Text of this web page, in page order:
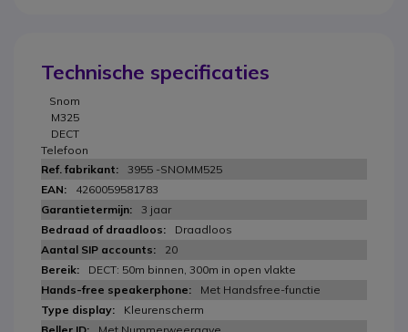
Technische specificaties
Snom
M325
DECT
Telefoon
3955 -SNOMM525
4260059581783
3 jaar
Draadloos
20
DECT: 50m binnen, 300m in open vlakte
Met Handsfree-functie
Kleurenscherm